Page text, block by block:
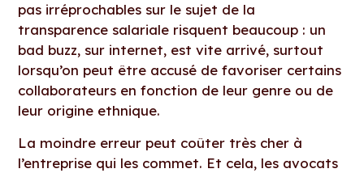
pas irréprochables sur le sujet de la
transparence salariale risquent beaucoup : un
bad buzz, sur internet, est vite arrivé, surtout
lorsqu’on peut être accusé de favoriser certains
collaborateurs en fonction de leur genre ou de
leur origine ethnique.
La moindre erreur peut coûter très cher à
l’entreprise qui les commet. Et cela, les avocats